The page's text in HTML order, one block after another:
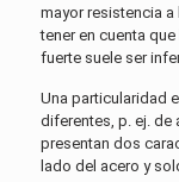
mayor resistencia
tener en cuenta
fuerte suele ser
Una particularidad
diferentes, p. ej. de
presentan dos
lado del acero y